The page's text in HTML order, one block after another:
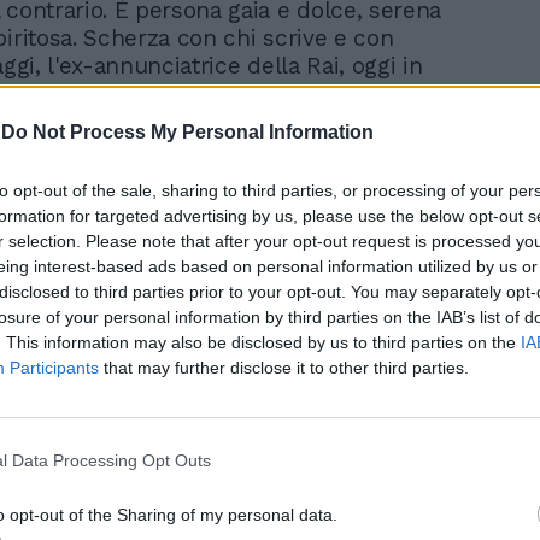
Do Not Process My Personal Information
opt-out of the sale, sharing to third parties, or processing of your
for targeted advertising by us, please use the below opt-out
selection. Please note that after your opt-out request is processed
interest-based ads based on personal information utilized by us
to third parties prior to your opt-out. You may separately
of your personal information by third parties on the IAB’s list of
This information may also be disclosed by us to third parties on the
Participants that may further disclose it to other third parties.
Data Processing Opt Outs
opt-out of the Sharing of my personal data.
contrario. È persona gaia e dolce, serena
Scherza con chi scrive e con
l'ex-annunciatrice della Rai, oggi in
cantautrice e "scugnizza di Dio" come
la definisce. È grazie alla Viaggi,
che riesce a sintonizzarsi anche senza
Padre Amorth, nato a Modena il 1
ci riceve in una grande sede della
Paolo a Roma. Un ufficio che assomiglia a
Sulle pareti foto di san Padre Pio, del
una statuina della Madonna di
effigie della Madonna di Medjugorje. «Io
Medjugorje. Su questa apparizione ho
più e avviene il maggior numero di
Mi dà un numero di "Tutto Maria" e un
Qui c'è la medicina per ogni male